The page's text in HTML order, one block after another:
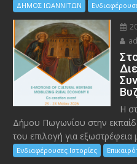
ΔΗΜΟΣ ΙΩΑΝΝΙΤΩΝ
Η
Δήμου Πωγωνίου στην
του επιλογή για εξωστρέφεια
Ενδιαφέρουσες Ιστορίες